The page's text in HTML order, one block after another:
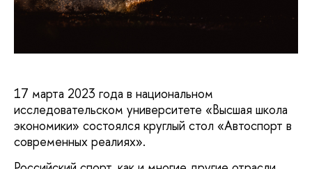
17 марта 2023 года в национальном
исследовательском университете «Высшая школа
экономики» состоялся круглый стол «Автоспорт в
современных реалиях».